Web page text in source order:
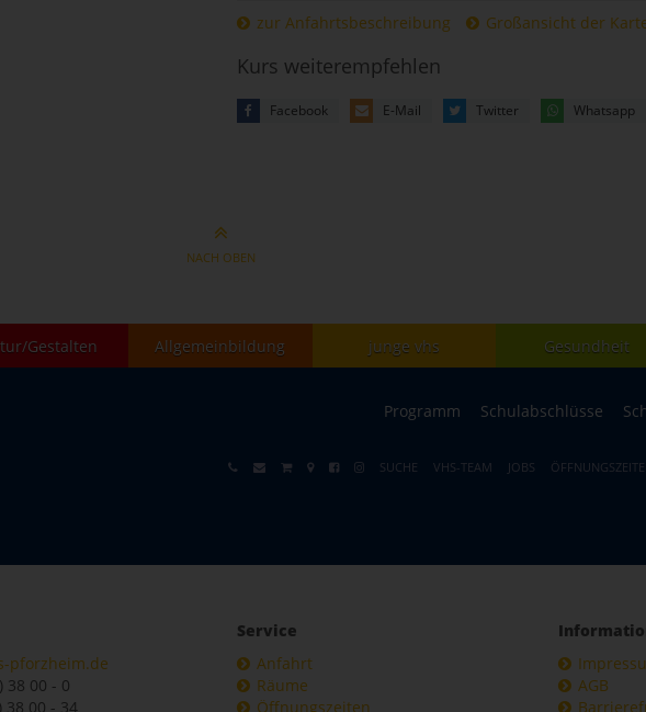
zur Anfahrtsbeschreibung Großansicht der
Kurs weiterempfehlen
Facebook E-Mail Twitter Whatsapp
NACH OBEN
Gestalten Allgemeinbildung junge vhs Gesundheit
Programm Schulabschlüsse
SUCHE VHS-TEAM JOBS
pforzheim.de
38 00 - 0
38 00 - 34
Service
Anfahrt
Räume
Öffnungszeiten
AGB